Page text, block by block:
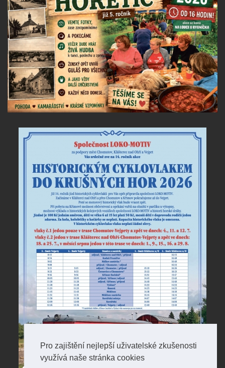
Pro zajištění nejlepší uživatelské zkušenosti
využívá naše stránka cookies